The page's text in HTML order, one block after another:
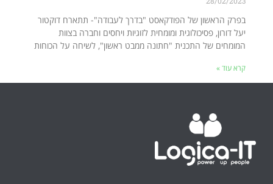
בפרק הראשון של הפודקאסט "בדרך לעבודה"- תתארח דוקטור
יעל דורון, פסיכולוגית ומומחית לזוגיות ויחסים וחברה בצוות
המומחים של התכנית "חתונה ממבט ראשון", לשיחה על הכוחות
קרא עוד »